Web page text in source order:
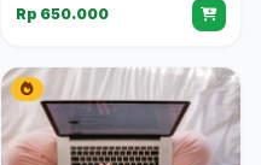
Rp 650.000